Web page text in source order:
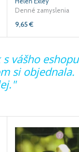
Denné zamyslenia
9,65€
vášho eshopu
si objednala.